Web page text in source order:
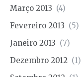
Março 2013 (4)
Fevereiro 2013 (5)
Janeiro 2013 (7)
Dezembro 2012 (1)